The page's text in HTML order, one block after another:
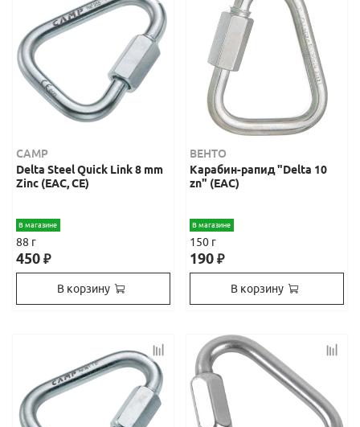
CAMP
Delta Steel Quick Link 8 mm
Zinc (ЕАС, СЕ)
В магазине
88 г
450₽
В корзину
ВЕНТО
Карабин-рапид "Delta 10
zn" (ЕАС)
В магазине
150 г
190₽
В корзину